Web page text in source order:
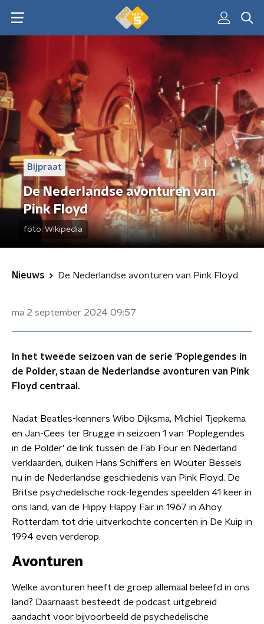
Bijpraat
De Nederlandse avonturen van
Pink Floyd
foto: Wikipedia
Nieuws De Nederlandse avonturen van Pink Floyd
ma 2 september 2024 09:57
In het tweede seizoen van de serie 'Poplegendes in
de Polder, staan de Nederlandse avonturen van Pink
Floyd centraal.
Nadat Beatles-kenners Wibo Dijksma, Michiel Tjepkema
en Jan-Cees ter Brugge in seizoen 1 van 'Poplegendes
in de Polder' de link tussen de Fab Four en Nederland
verklaarden, duiken Hans Schiffers en Wouter Bessels
nu in de Nederlandse geschiedenis van Pink Floyd. De
Britse psychedelische rock-legendes speelden 41 keer in
ons land, van de Hippy Happy Fair in 1967 in Ahoy
Rotterdam tot drie uitverkochte concerten in De Kuip in
1994 even verderop.
Avonturen
Welke avonturen heeft de groep allemaal beleefd in ons
land? Daarnaast besteedt de podcast uitgebreid
aandacht voor bijvoorbeeld de psychedelische